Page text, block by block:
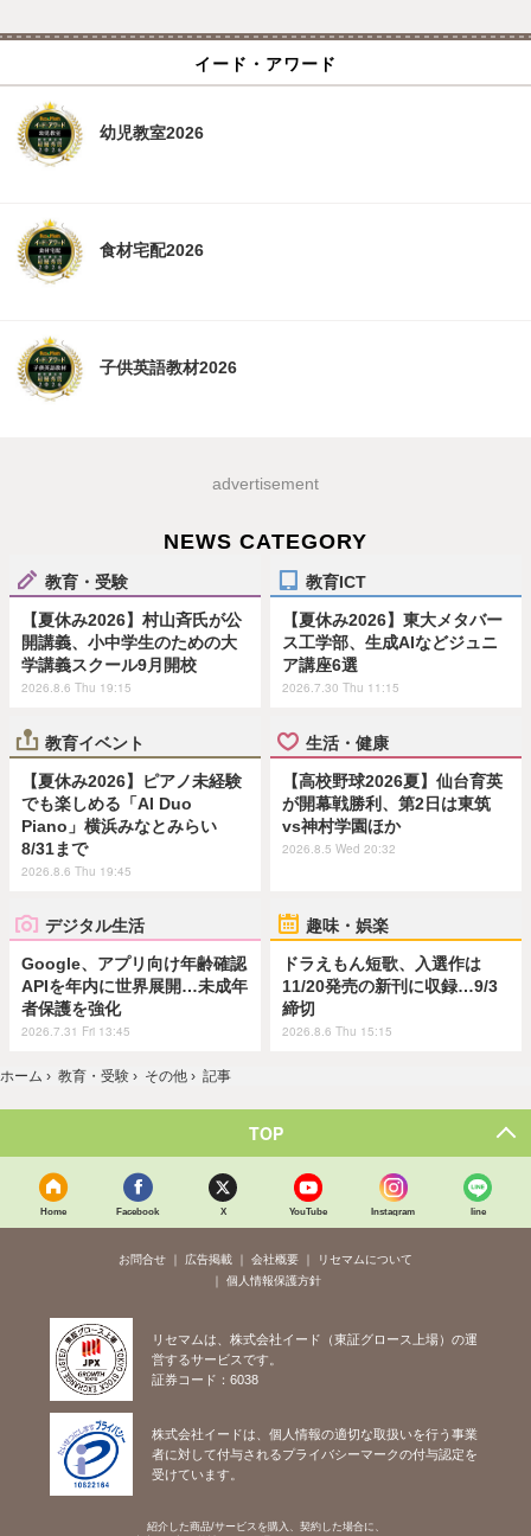
イード・アワード
幼児教室2026
食材宅配2026
子供英語教材2026
advertisement
NEWS CATEGORY
教育・受験
【夏休み2026】村山斉氏が公
開講義、小中学生のための大
学講義スクール9月開校
2026.8.6 Thu 19:15
教育ICT
【夏休み2026】東大メタバー
ス工学部、生成AIなどジュニ
ア講座6選
2026.7.30 Thu 11:15
教育イベント
【夏休み2026】ピアノ未経験
でも楽しめる「AI Duo
Piano」横浜みなとみらい
8/31まで
2026.8.6 Thu 19:45
生活・健康
【高校野球2026夏】仙台育英
が開幕戦勝利、第2日は東筑
vs神村学園ほか
2026.8.5 Wed 20:32
デジタル生活
Google、アプリ向け年齢確認
APIを年内に世界展開…未成年
者保護を強化
2026.7.31 Fri 13:45
趣味・娯楽
ドラえもん短歌、入選作は
11/20発売の新刊に収録…9/3
締切
2026.8.6 Thu 15:15
ホーム › 教育・受験 › その他 › 記事
TOP
Home Facebook X YouTube Instagram line
お問合せ 広告掲載 会社概要
リセマムについて
個人情報保護方針
リセマムは、株式会社イード（東証グロース上場）の運
営するサービスです。
証券コード：6038
株式会社イードは、個人情報の適切な取扱いを行う事業
者に対して付与されるプライバシーマークの付与認定を
受けています。
紹介した商品/サービスを購入、契約した場合に、